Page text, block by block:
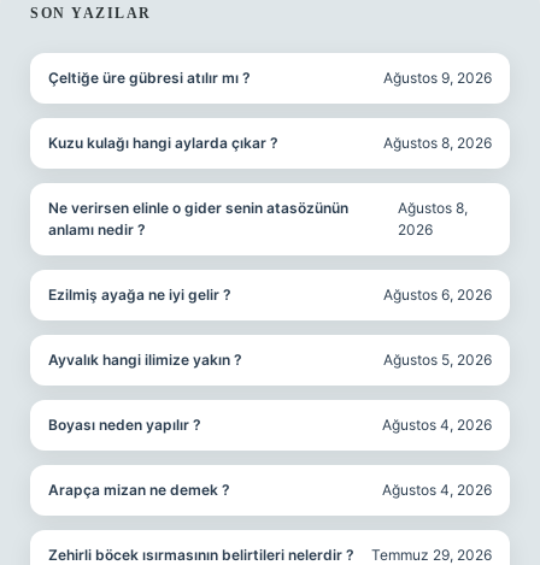
SIDEBAR
SON YAZILAR
Çeltiğe üre gübresi atılır mı ? Ağustos 9, 2026
Kuzu kulağı hangi aylarda çıkar ? Ağustos 8, 2026
Ne verirsen elinle o gider senin atasözünün
anlamı nedir ?
Ağustos 8,
2026
Ezilmiş ayağa ne iyi gelir ? Ağustos 6, 2026
Ayvalık hangi ilimize yakın ? Ağustos 5, 2026
Boyası neden yapılır ? Ağustos 4, 2026
Arapça mizan ne demek ? Ağustos 4, 2026
Zehirli böcek ısırmasının belirtileri nelerdir ? Temmuz 29, 2026